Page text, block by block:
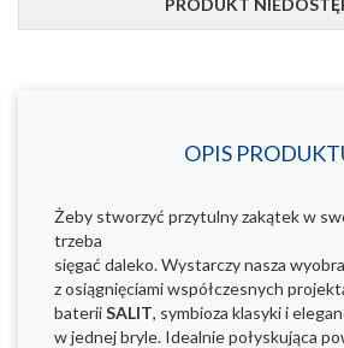
PRODUKT
OPIS
Żeby stworzyć przytulny zakątek w
trzeba
sięgać daleko. Wystarczy nasza
z osiągnięciami współczesnych
bateriiSALIT, symbioza klasyki i
w jednej bryle. Idealnie połyskująca